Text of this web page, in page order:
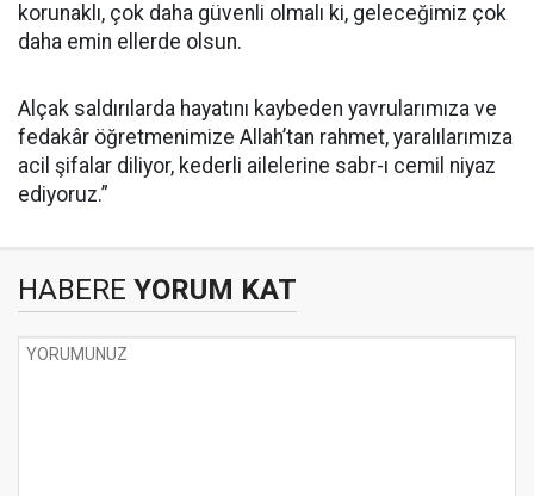
korunaklı, çok daha güvenli olmalı ki, geleceğimiz çok
daha emin ellerde olsun.
Alçak saldırılarda hayatını kaybeden yavrularımıza ve
fedakâr öğretmenimize Allah’tan rahmet, yaralılarımıza
acil şifalar diliyor, kederli ailelerine sabr-ı cemil niyaz
ediyoruz.”
HABERE YORUM KAT